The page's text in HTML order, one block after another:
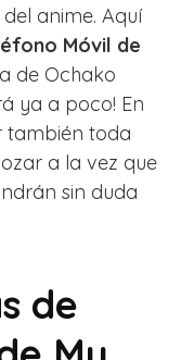
anime. Aquí
Móvil de
de Ochako
ya a poco! En
también toda
a la vez que
sin duda
de